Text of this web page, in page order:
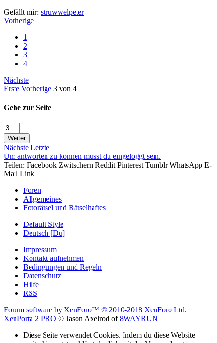
Gefällt mir: struwwelpeter
Vorherige
1
2
3
4
Nächste
Erste Vorherige 3 von 4
Gehe zur Seite
Weiter
Nächste Letzte
Um antworten zu können musst du eingeloggt sein.
Teilen: Facebook Zwitschern Reddit Pinterest Tumblr WhatsApp E-
Mail Link
Foren
Allgemeines
Fotorätsel und Rätselhaftes
Default Style
Deutsch [Du]
Impressum
Kontakt aufnehmen
Bedingungen und Regeln
Datenschutz
Hilfe
RSS
Forum software by XenForo™ © 2010-2018 XenForo Ltd.
XenPorta 2 PRO © Jason Axelrod of8WAYRUN
Diese Seite verwendet Cookies. Indem du diese Website